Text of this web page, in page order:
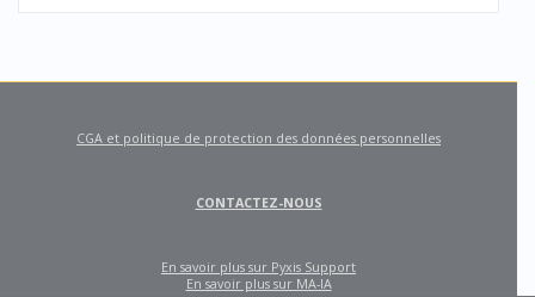
CGA et politique de protection des données personnelles
CONTACTEZ-NOUS
En savoir plus sur Pyxis Support
En savoir plus sur MA-IA